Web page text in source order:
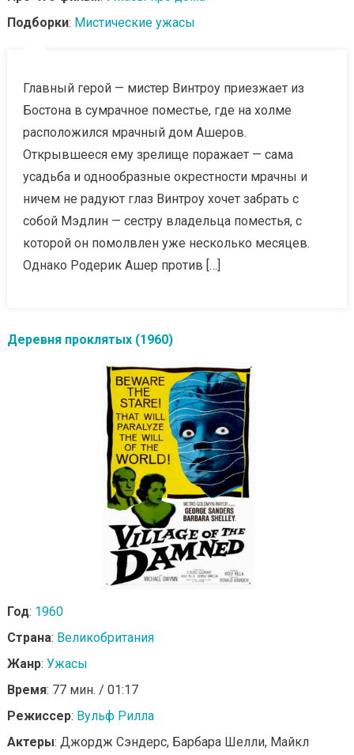
Подборки: Мистические ужасы
Главный герой — мистер Винтроу приезжает из
Бостона в сумрачное поместье, где на холме
расположился мрачный дом Ашеров.
Открывшееся ему зрелище поражает — сама
усадьба и однообразные окрестности мрачны и
ничем не радуют глаз Винтроу хочет забрать с
собой Мэдлин — сестру владельца поместья, с
которой он помолвлен уже несколько месяцев.
Однако Родерик Ашер против […]
Деревня проклятых (1960)
Год: 1960
Страна: Великобритания
Жанр: Ужасы
Время: 77 мин. / 01:17
Режиссер: Вульф Рилла
Актеры: Джордж Сэндерс, Барбара Шелли, Майкл